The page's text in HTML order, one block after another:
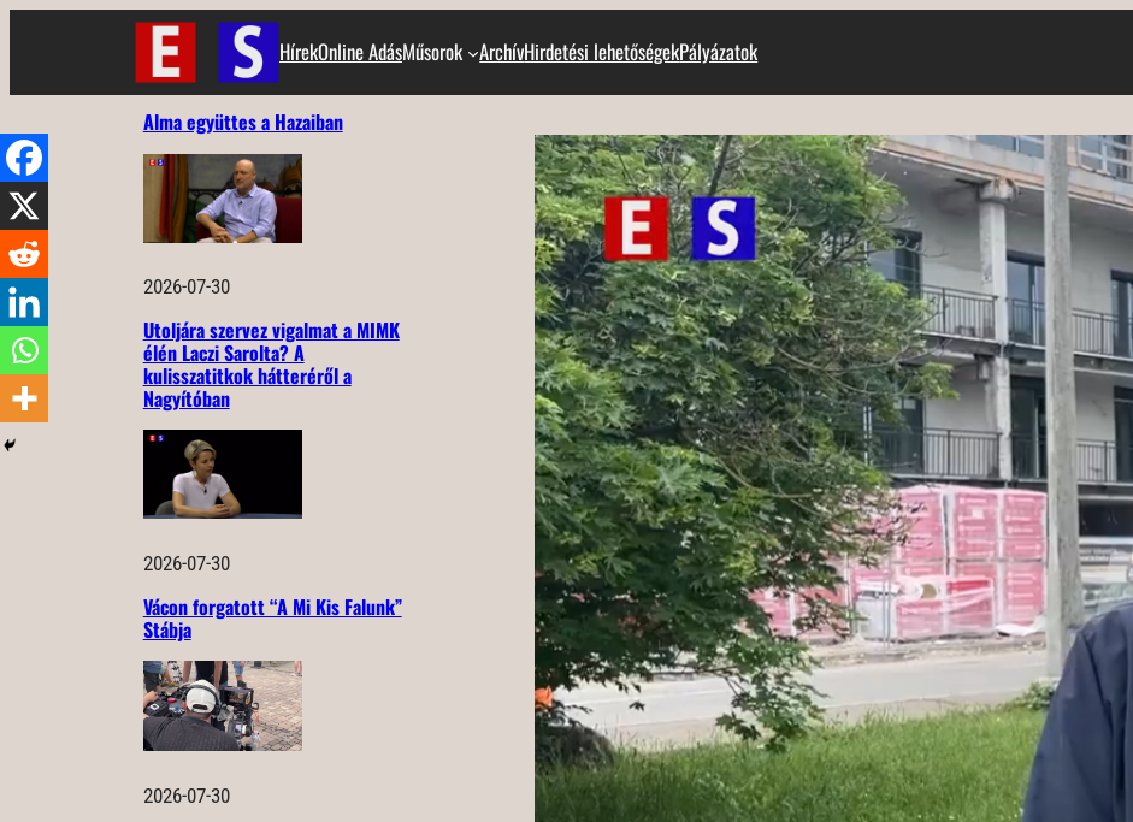
HírekOnline AdásMűsorok ArchívHirdetési lehetőségekPályázatok
Alma együttes a Hazaiban
2026-07-30
Utoljára szervez vigalmat a MIMK
élén Laczi Sarolta? A
kulisszatitkok hátteréről a
Nagyítóban
2026-07-30
Vácon forgatott “A Mi Kis Falunk”
Stábja
2026-07-30